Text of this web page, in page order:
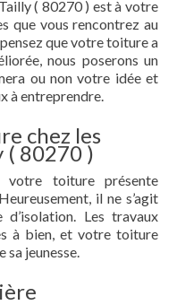
( 80270 ) est à votre
que vous rencontrez au
que votre toiture a
nous poserons un
ou non votre idée et
à entreprendre.
chez les
( 80270 )
toiture présente
il ne s’agit
Les travaux
à bien, et votre toiture
sa jeunesse.